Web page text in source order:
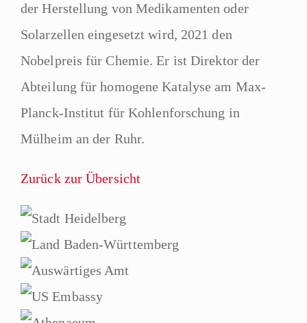
der Herstellung von Medikamenten oder
Solarzellen eingesetzt wird, 2021 den
Nobelpreis für Chemie. Er ist Direktor der
Abteilung für homogene Katalyse am Max-
Planck-Institut für Kohlenforschung in
Mülheim an der Ruhr.
Zurück zur Übersicht